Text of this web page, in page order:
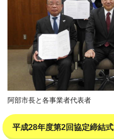
阿部市長と各事業者代表者
平成28年度第2回協定締結式